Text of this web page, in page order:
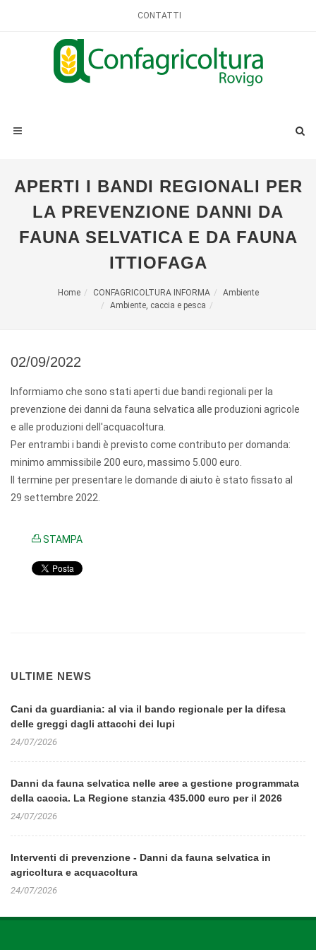
CONTATTI
APERTI I BANDI REGIONALI PER
LA PREVENZIONE DANNI DA
FAUNA SELVATICA E DA FAUNA
ITTIOFAGA
Home CONFAGRICOLTURA INFORMA
Ambiente
Ambiente, caccia e pesca
02/09/2022
Informiamo che sono stati aperti due bandi regionali per la
prevenzione dei danni da fauna selvatica alle produzioni agricole
e alle produzioni dell'acquacoltura.
Per entrambi i bandi è previsto come contributo per domanda:
minimo ammissibile 200 euro, massimo 5.000 euro.
Il termine per presentare le domande di aiuto è stato fissato al
29 settembre 2022.
STAMPA
ULTIME NEWS
Cani da guardiania: al via il bando regionale per la difesa
delle greggi dagli attacchi dei lupi
24/07/2026
Danni da fauna selvatica nelle aree a gestione programmata
della caccia. La Regione stanzia 435.000 euro per il 2026
24/07/2026
Interventi di prevenzione - Danni da fauna selvatica in
agricoltura e acquacoltura
24/07/2026